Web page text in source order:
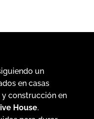
un
en casas
y construcción en
House.